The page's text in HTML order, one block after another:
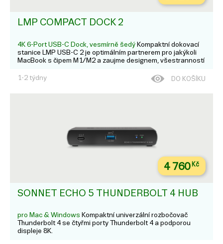
LMP COMPACT DOCK 2
4K 6-Port USB-C Dock, vesmírně šedý Kompaktní dokovací
stanice LMP USB-C 2 je optimálním partnerem pro jakýkoli
MacBook s čipem M1/M2 a zaujme designem, všestranností
1-2 týdny
DO KOŠÍKU
4 760Kč
SONNET ECHO 5 THUNDERBOLT 4 HUB
pro Mac & Windows Kompaktní univerzální rozbočovač
Thunderbolt 4 se čtyřmi porty Thunderbolt 4 a podporou
displeje 8K.